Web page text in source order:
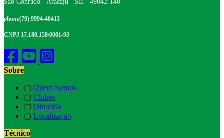
São Conrado - Aracaju - SE - 49042-140
phone(79) 9994-40413
CNPJ 17.180.158/0001-93
Sobre
▢ Quem Somos
▢ Clubes
▢ Diretoria
▢ Localização
Técnico